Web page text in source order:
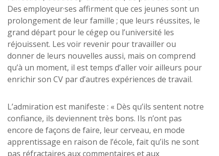
Des employeur·ses affirment que ces jeunes sont un
prolongement de leur famille ; que leurs réussites, le
grand départ pour le cégep ou l’université les
réjouissent. Les voir revenir pour travailler ou
donner de leurs nouvelles aussi, mais on comprend
qu’à un moment, il est temps d’aller voir ailleurs pour
enrichir son CV par d’autres expériences de travail.
L’admiration est manifeste : « Dès qu’ils sentent notre
confiance, ils deviennent très bons. Ils n’ont pas
encore de façons de faire, leur cerveau, en mode
apprentissage en raison de l’école, fait qu’ils ne sont
pas réfractaires aux commentaires et aux